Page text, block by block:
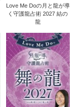
Love Me Doの月と龍が導
く守護龍占術 2027 結の
龍